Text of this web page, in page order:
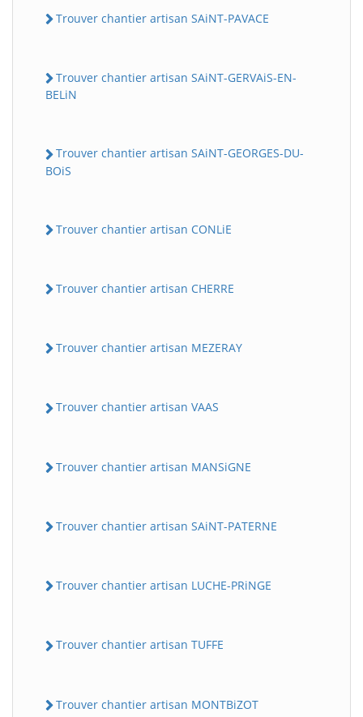
Trouver chantier artisan SAiNT-PAVACE
Trouver chantier artisan SAiNT-GERVAiS-EN-
BELiN
Trouver chantier artisan SAiNT-GEORGES-DU-
BOiS
Trouver chantier artisan CONLiE
Trouver chantier artisan CHERRE
Trouver chantier artisan MEZERAY
Trouver chantier artisan VAAS
Trouver chantier artisan MANSiGNE
Trouver chantier artisan SAiNT-PATERNE
Trouver chantier artisan LUCHE-PRiNGE
Trouver chantier artisan TUFFE
Trouver chantier artisan MONTBiZOT